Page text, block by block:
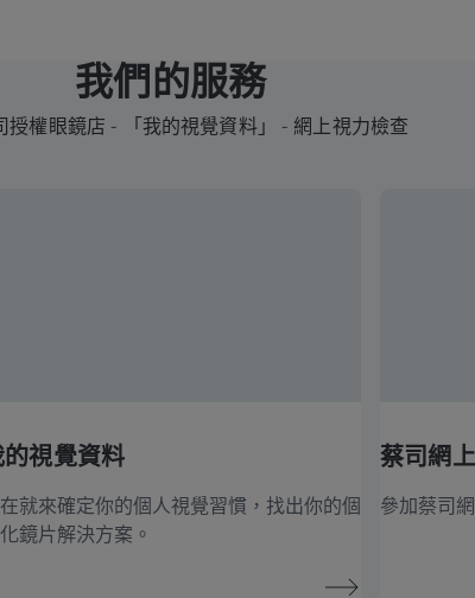
我們的服務
授權眼鏡店 - 「我的視覺資料」 - 網上視力檢查
的視覺資料
就來確定你的個人視覺習慣，找出你的個
鏡片解決方案。
蔡司網
參加蔡司